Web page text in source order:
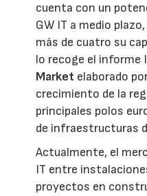
cuenta con un
GW IT a medio
más de cuatro su
lo recoge el informe
Market elaborado
crecimiento de la
principales polos
de infraestructuras
Actualmente, el
IT entre
proyectos en